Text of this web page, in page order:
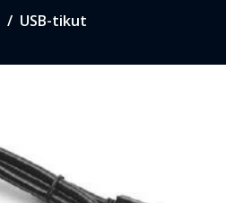
USB-tikut